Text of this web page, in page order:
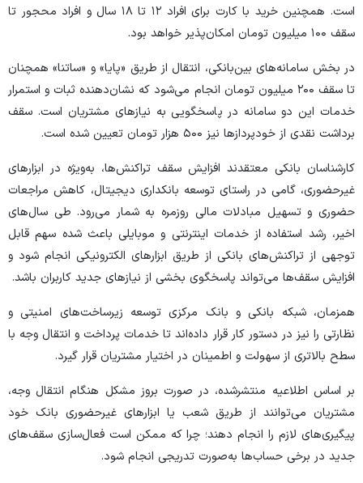
است. همچنین خرید با کارت برای افراد ۱۲ تا ۱۸ سال و افراد محجور تا
سقف ۱۰۰ میلیون تومان امکان‌پذیر خواهد بود.
در بخش سامانه‌های بین‌بانکی، انتقال از طریق «پایا» و «ساتنا» همچنان
تا سقف ۲۰۰ میلیون تومان انجام می‌شود که نشان‌دهنده ثبات و استمرار
خدمات این دو سامانه در پاسخگویی به نیاز‌های مشتریان است. سقف
برداشت نقدی از خودپرداز‌ها نیز ۵۰۰ هزار تومان تعیین شده است.
کارشناسان بانکی معتقدند افزایش سقف تراکنش‌ها، به‌ویژه در ابزار‌های
غیرحضوری، گامی در راستای توسعه بانکداری دیجیتال، کاهش مراجعات
حضوری و تسهیل مبادلات مالی روزمره به شمار می‌رود. طی سال‌های
اخیر، رشد استفاده از خدمات اینترنتی و موبایلی باعث شده سهم قابل
توجهی از تراکنش‌های بانکی از طریق ابزار‌های الکترونیکی انجام شود و
افزایش سقف‌ها می‌تواند پاسخگوی بخشی از نیاز‌های جدید کاربران باشد.
همزمان، شبکه بانکی و بانک مرکزی توسعه زیرساخت‌های امنیتی و
نظارتی را نیز در دستور کار قرار داده‌اند تا خدمات پرداخت و انتقال وجه با
سطح بالاتری از سهولت و اطمینان در اختیار مشتریان قرار گیرد.
بر اساس اطلاعیه منتشرشده، در صورت بروز مشکل هنگام انتقال وجه،
مشتریان می‌توانند از طریق شعب یا ابزار‌های غیرحضوری بانک خود
پیگیری‌های لازم را انجام دهند؛ چرا که ممکن است فعال‌سازی سقف‌های
جدید در برخی حساب‌ها به‌صورت تدریجی انجام شود.